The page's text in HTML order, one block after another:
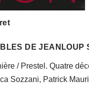
DE JEANLOUP
/ Prestel. Quatre
Sozzani, Patrick